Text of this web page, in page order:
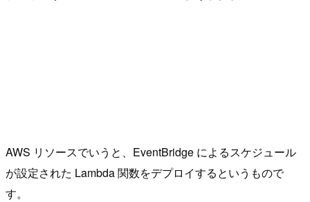
AWS リソースでいうと、EventBridge によるスケジュール
が設定された Lambda 関数をデプロイするというもので
す。